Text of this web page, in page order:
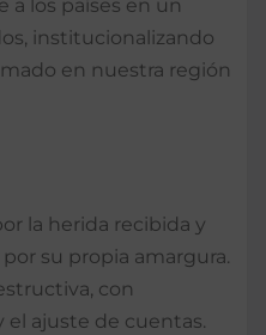
los países en un
institucionalizando
en nuestra región
la herida recibida y
su propia amargura.
con
el ajuste de cuentas.